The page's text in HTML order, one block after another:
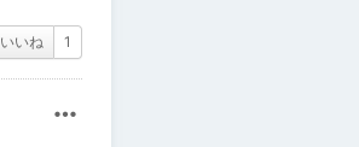
いいね 1